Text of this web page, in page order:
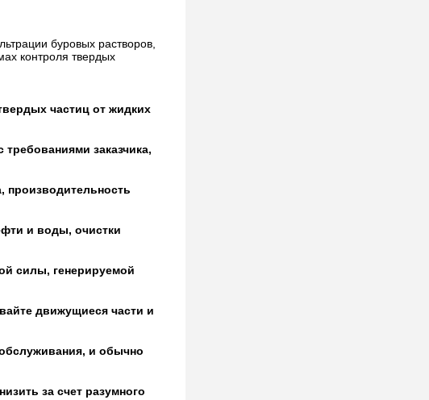
буровых растворов,
контроля твердых
частиц от жидких
заказчика,
производительность
и воды, очистки
силы, генерируемой
движущиеся части и
и обычно
за счет разумного